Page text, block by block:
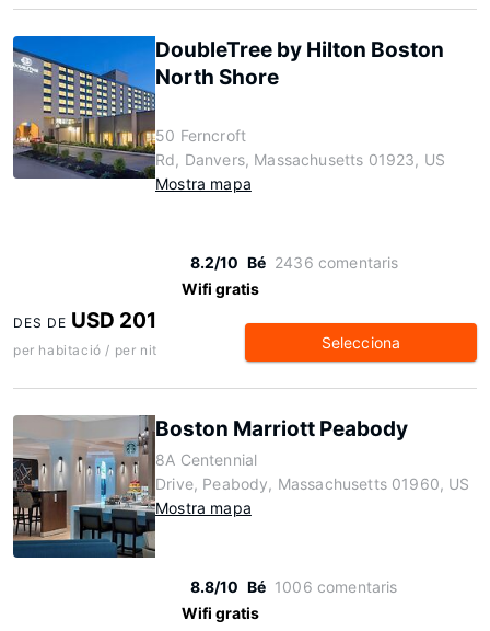
DoubleTree by Hilton Boston
North Shore
50 Ferncroft
Rd, Danvers, Massachusetts 01923, US
Mostra mapa
8.2/10 Bé 2436 comentaris
Wifi gratis
DES DE USD 201
per habitació / per nit Selecciona
Boston Marriott Peabody
8A Centennial
Drive, Peabody, Massachusetts 01960, US
Mostra mapa
8.8/10 Bé 1006 comentaris
Wifi gratis